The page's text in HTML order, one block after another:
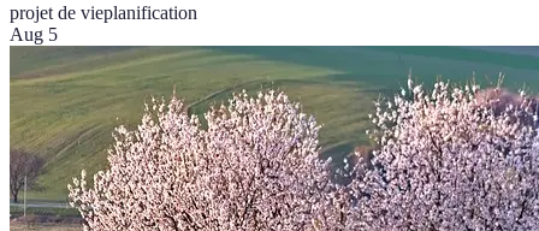
projet de vieplanification
Aug 5